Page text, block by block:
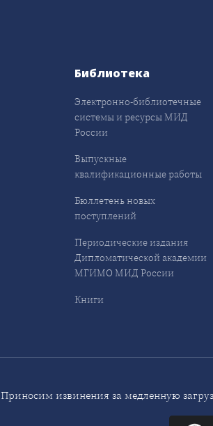
Библиотека
Электронно-библиотечные
системы и ресурсы МИД
России
Выпускные
квалификационные работы
Бюллетень новых
поступлений
Периодические издания
Дипломатической академии
МГИМО МИД России
Книги
Приносим извинения за медленную